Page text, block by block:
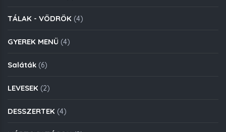
TÁLAK - VÖDRÖK (4)
GYEREK MENÜ (4)
Saláták (6)
LEVESEK (2)
DESSZERTEK (4)